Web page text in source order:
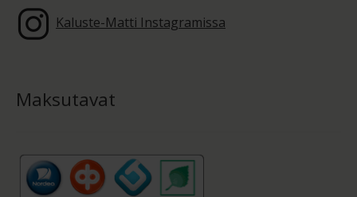
Kaluste-Matti Instagramissa
Maksutavat